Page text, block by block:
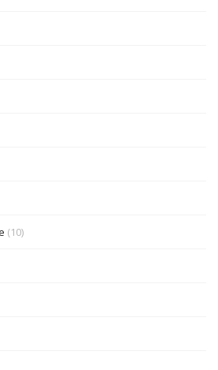
(10)